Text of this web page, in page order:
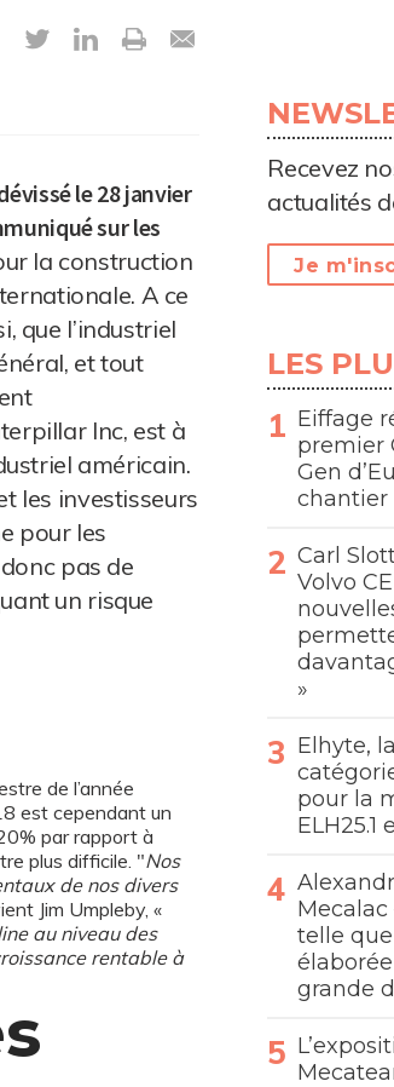
le 28 janvier
sur les
la construction
A ce
que l’industriel
et tout
Inc, est à
américain.
les investisseurs
pour les
pas de
un risque
de l’année
est cependant un
par rapport à
plus difficile. "Nos
de nos divers
Jim Umpleby, «
au niveau des
rentable à
Recevez
actualités
Je
LES
Eiffage
premier
Gen
chantier
Carl
Volvo
»
Elhyte,
pour la
Mecalac
telle que
grande